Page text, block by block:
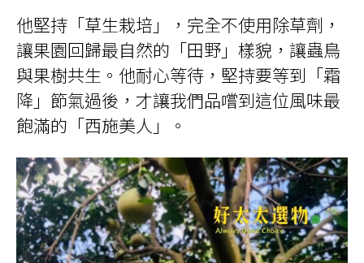
他堅持「草生栽培」，完全不使用除草劑，
讓果園回歸最自然的「田野」樣貌，讓蟲鳥
與果樹共生。他耐心等待，堅持要等到「霜
降」節氣過後，才讓我們品嚐到這位風味最
飽滿的「西施美人」。